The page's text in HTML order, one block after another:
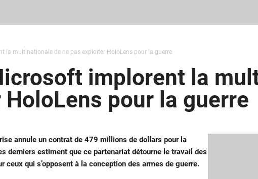
la multinationale de ne pas exploiter HoloLens pour la guerre
implorent la
pour la guerre
annule un contrat de 479 millions de dollars pour la
derniers estiment que ce partenariat détourne le travail des
qui s’opposent à la conception des armes de guerre.